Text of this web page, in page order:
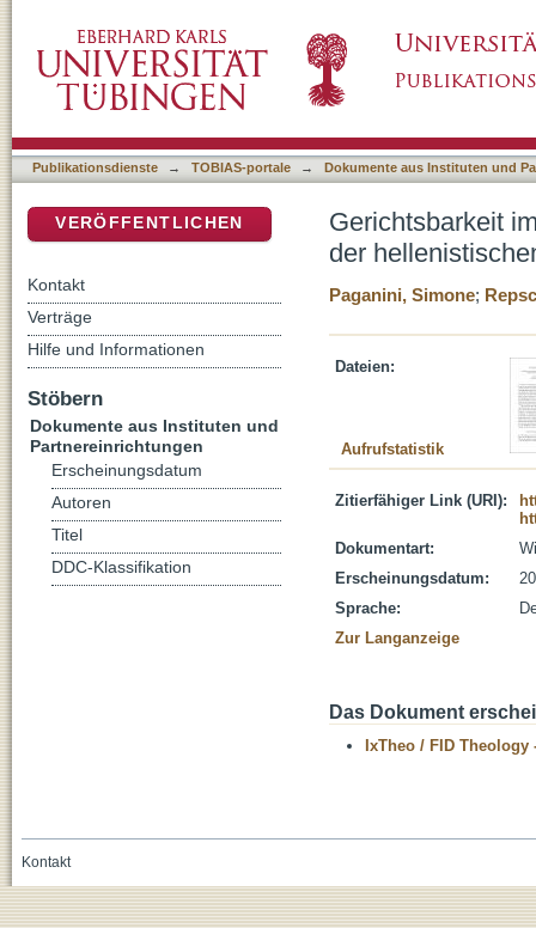
ihre Entwicklung im Neuen Testament
Publikationsdienste → TOBIAS-portale → Dokumente aus Instituten und
Gerichtsbarkeit
der
Paganini, Simone;
Dateien:
Aufrufstatistik
Zitierfähiger Link (URI):
Dokumentart:
Erscheinungsdatum:
Sprache:
Zur Langanzeige
Das Dokument
IxTheo / FID Theology
VERÖFFENTLICHEN
Kontakt
Verträge
Hilfe und Informationen
Stöbern
Dokumente aus Instituten und
Partnereinrichtungen
Erscheinungsdatum
Autoren
Titel
DDC-Klassifikation
Kontakt